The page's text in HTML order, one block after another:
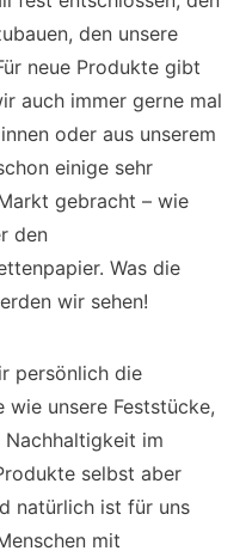
den unsere
neue Produkte gibt
auch immer gerne mal
oder aus unserem
einige sehr
gebracht – wie
den
Was die
wir sehen!
persönlich die
unsere Feststücke,
im
selbst aber
natürlich ist für uns
mit